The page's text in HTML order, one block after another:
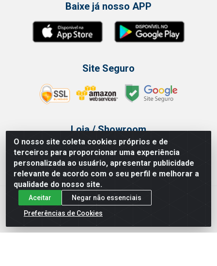
O nosso site coleta cookies próprios e de
terceiros para proporcionar uma experiência
personalizada ao usuário, apresentar publicidade
relevante de acordo com o seu perfil e melhorar a
qualidade do nosso site.
Aceitar
Negar não essenciais
Preferências de Cookies
Baixe já nosso APP
Site Seguro
Loja / Showroom
Tel.: (11) 3314 6400
Av Vautier, 468 - Pari - São Paulo/SP
Issam Importação e Exportação LTDA - Av. Vautier, 468 - Pari, São
Paulo/ SP - CEP 03032-000 - CNPJ 00.327.385/0003-68